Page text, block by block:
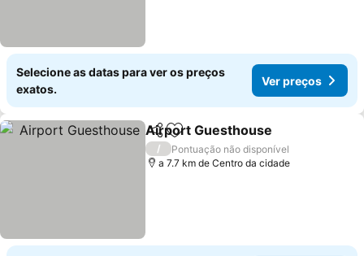
Selecione as datas para ver os preços
exatos.
Ver preços
PartilharAdicionar aos favoritos
Airport Guesthouse
/
Pontuação não disponível
a 7.7 km de Centro da cidade